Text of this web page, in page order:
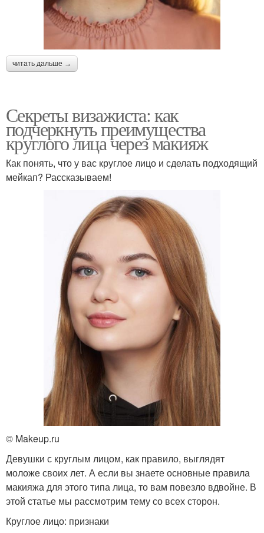
читать дальше →
Секреты визажиста: как
подчеркнуть преимущества
круглого лица через макияж
Как понять, что у вас круглое лицо и сделать подходящий
мейкап? Рассказываем!
© Makeup.ru
Девушки с круглым лицом, как правило, выглядят
моложе своих лет. А если вы знаете основные правила
макияжа для этого типа лица, то вам повезло вдвойне. В
этой статье мы рассмотрим тему со всех сторон.
Круглое лицо: признаки